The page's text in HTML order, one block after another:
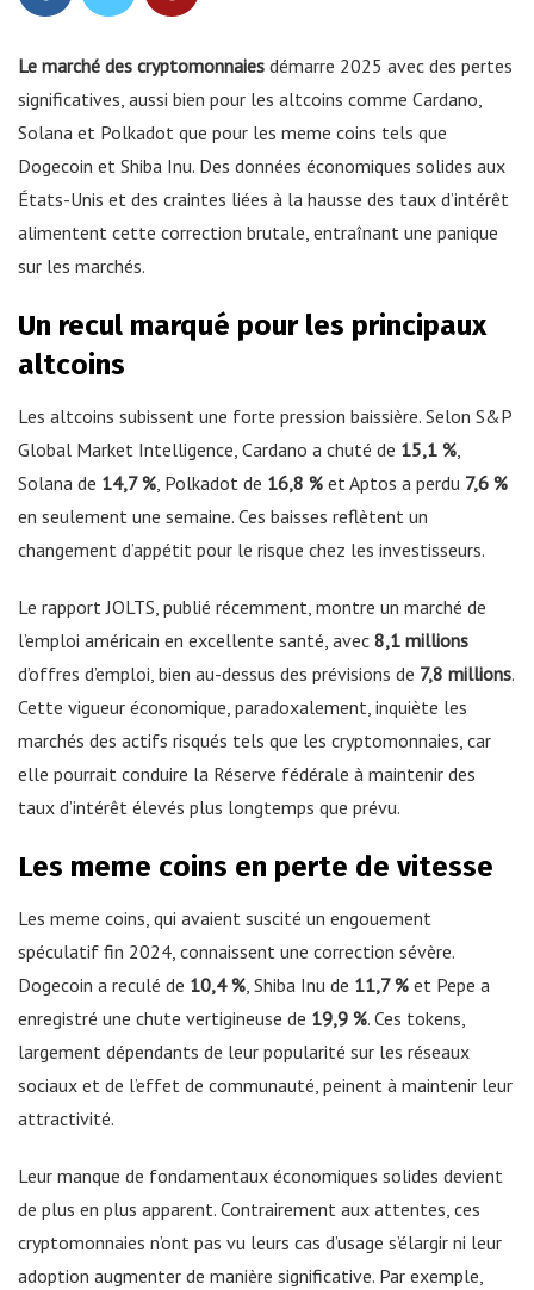
Le marché des cryptomonnaies démarre 2025 avec des pertes
significatives, aussi bien pour les altcoins comme Cardano,
Solana et Polkadot que pour les meme coins tels que
Dogecoin et Shiba Inu. Des données économiques solides aux
États-Unis et des craintes liées à la hausse des taux d’intérêt
alimentent cette correction brutale, entraînant une panique
sur les marchés.
Un recul marqué pour les principaux
altcoins
Les altcoins subissent une forte pression baissière. Selon S&P
Global Market Intelligence, Cardano a chuté de 15,1 %,
Solana de 14,7 %, Polkadot de 16,8 % et Aptos a perdu 7,6 %
en seulement une semaine. Ces baisses reflètent un
changement d’appétit pour le risque chez les investisseurs.
Le rapport JOLTS, publié récemment, montre un marché de
l’emploi américain en excellente santé, avec 8,1 millions
d’offres d’emploi, bien au-dessus des prévisions de 7,8 millions.
Cette vigueur économique, paradoxalement, inquiète les
marchés des actifs risqués tels que les cryptomonnaies, car
elle pourrait conduire la Réserve fédérale à maintenir des
taux d’intérêt élevés plus longtemps que prévu.
Les meme coins en perte de vitesse
Les meme coins, qui avaient suscité un engouement
spéculatif fin 2024, connaissent une correction sévère.
Dogecoin a reculé de 10,4 %, Shiba Inu de 11,7 % et Pepe a
enregistré une chute vertigineuse de 19,9 %. Ces tokens,
largement dépendants de leur popularité sur les réseaux
sociaux et de l’effet de communauté, peinent à maintenir leur
attractivité.
Leur manque de fondamentaux économiques solides devient
de plus en plus apparent. Contrairement aux attentes, ces
cryptomonnaies n’ont pas vu leurs cas d’usage s’élargir ni leur
adoption augmenter de manière significative. Par exemple,